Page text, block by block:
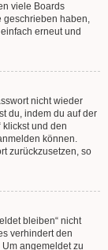
viele Boards
geschrieben haben,
erneut und
nicht wieder
du, indem du auf der
klickst und den
können.
zurückzusetzen, so
bleiben“ nicht
verhindert den
angemeldet zu